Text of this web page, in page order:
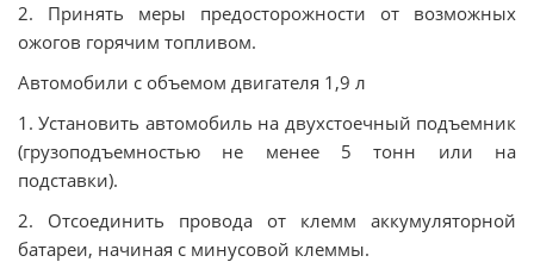
2. Принять меры предосторожности от возможных
ожогов горячим топливом.
Автомобили с объемом двигателя 1,9 л
1. Установить автомобиль на двухстоечный подъемник
(грузоподъемностью не менее 5 тонн или на
подставки).
2. Отсоединить провода от клемм аккумуляторной
батареи, начиная с минусовой клеммы.